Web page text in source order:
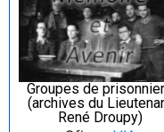
Groupes de
(archives du
René Droupy)